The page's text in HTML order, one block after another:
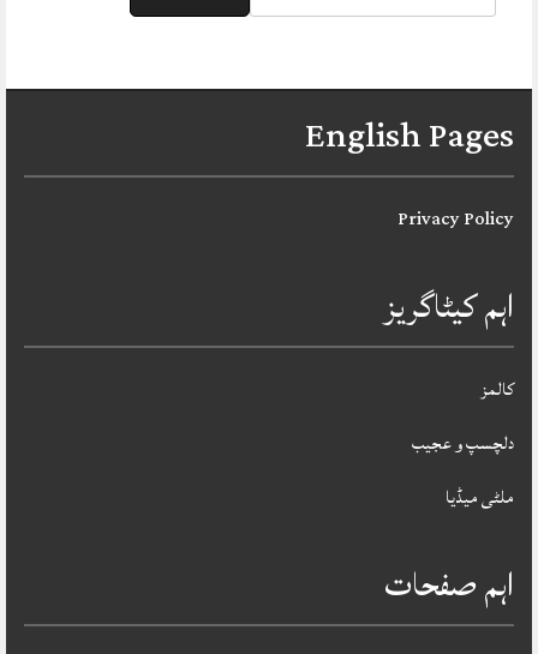
English Pages
Privacy Policy
اہم کیٹاگریز
کالمز
دلچسپ و عجیب
ملٹی میڈیا
اہم صفحات